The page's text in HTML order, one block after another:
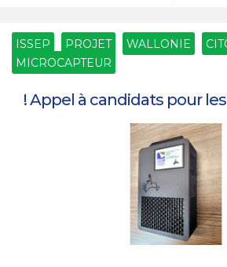
ISSEP PROJET WALLONIE
MICROCAPTEUR
! Appel à candidats pour